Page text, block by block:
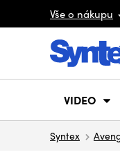
Vše o nákupu
VIDEO
Syntex